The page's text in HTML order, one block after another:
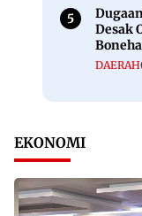
Desak
DAERAH
EKONOMI